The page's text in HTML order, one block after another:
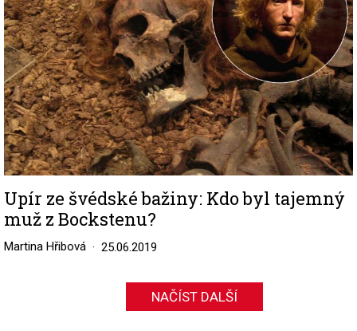
Upír ze švédské bažiny: Kdo byl tajemný
muž z Bockstenu?
Martina Hřibová 25.06.2019
NAČÍST DALŠÍ